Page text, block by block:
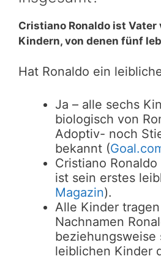
Cristiano Ronaldo ist Vater
Kindern, von denen fünf
Hat Ronaldo ein
Ja – alle sechs
biologisch von
Adoptiv- noch
bekannt (
Cristiano
ist sein erstes
Magazin).
Alle Kinder
Nachnamen
beziehungsweise
leiblichen Kinder